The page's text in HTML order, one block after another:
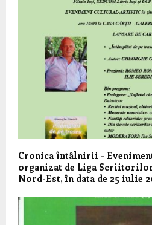
Cronica întâlnirii –
organizat de Liga
Nord-Est, în data de 25 iulie